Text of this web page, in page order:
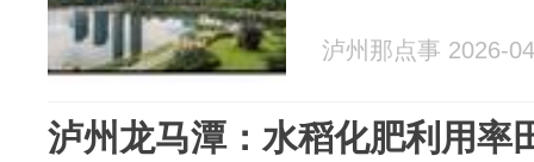
泸州那点事 2026-
泸州龙马潭：水稻化肥利用率